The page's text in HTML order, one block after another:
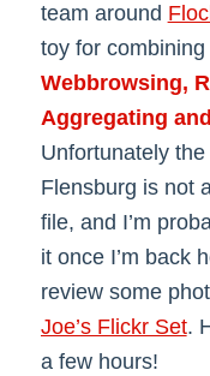
team around
toy for combining
Webbrowsing,
Aggregating
Unfortunately
Flensburg is not
file, and I’m
it once I’m back
review some
Joe’s Flickr Set.
a few hours!